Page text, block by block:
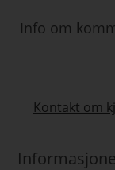
Info om
Kontakt om